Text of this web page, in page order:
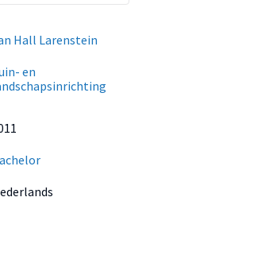
Hall Larenstein
en